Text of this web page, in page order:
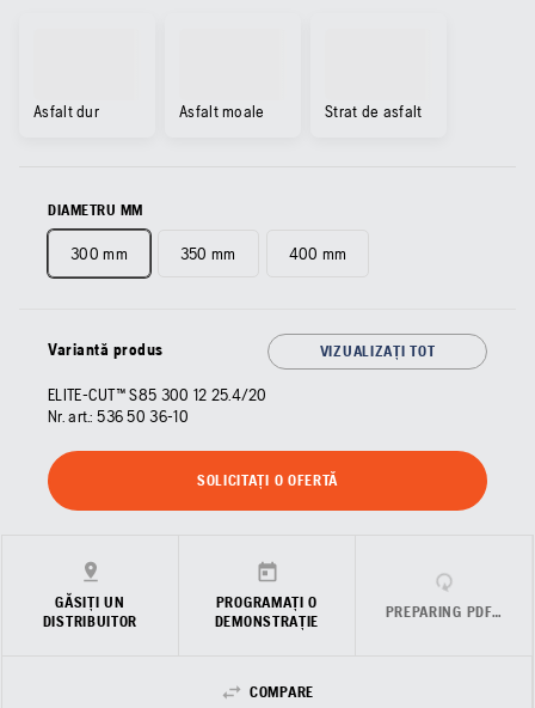
Asfalt dur Asfalt moale Strat de asfalt
DIAMETRU MM
300 mm 350 mm 400 mm
Variantă produs VIZUALIZAȚI TOT
ELITE-CUT™ S85 300 12 25.4/20
Nr. art.: 536 50 36‑10
SOLICITAȚI O OFERTĂ
GĂSIȚI UN
DISTRIBUITOR
PROGRAMAȚI O
DEMONSTRAȚIE
PREPARING PDF…
COMPARE